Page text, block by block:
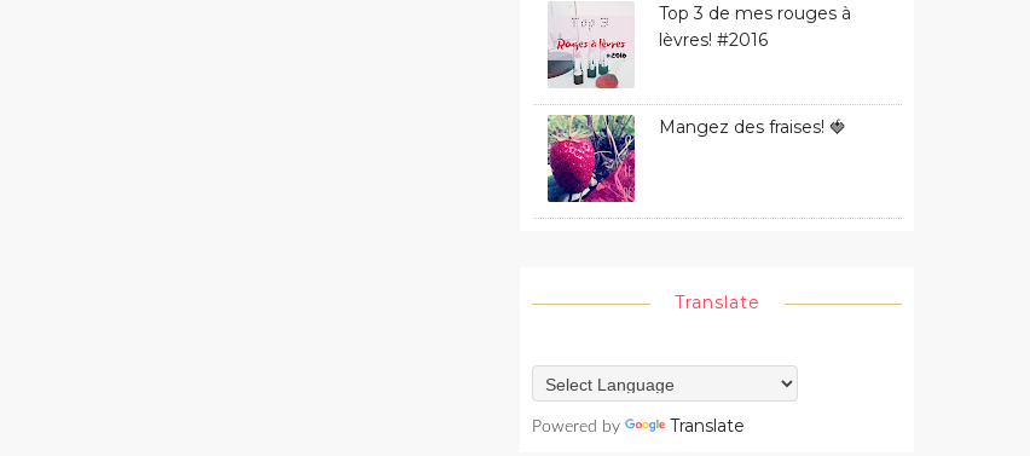
Top 3 de mes rouges à
lèvres! #2016
Mangez des fraises! 🍓
Translate
Powered by Translate